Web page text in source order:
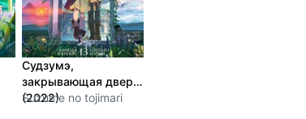
Судзумэ,
закрывающая двери
(2022)
Suzume no tojimari